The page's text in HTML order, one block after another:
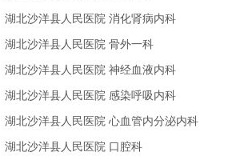
湖北沙洋县人民医院 消化肾病内科
湖北沙洋县人民医院 骨外一科
湖北沙洋县人民医院 神经血液内科
湖北沙洋县人民医院 感染呼吸内科
湖北沙洋县人民医院 心血管内分泌内科
湖北沙洋县人民医院 口腔科